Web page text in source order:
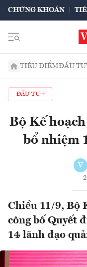
CHỨNG KHOÁN
TIÊU ĐIỂMĐẦU TƯ
ĐẦU TƯ
Bộ Kế
bổ nhiệm
V
Chiều 11/9, Bộ
công bố Quyết
14 lãnh đạo